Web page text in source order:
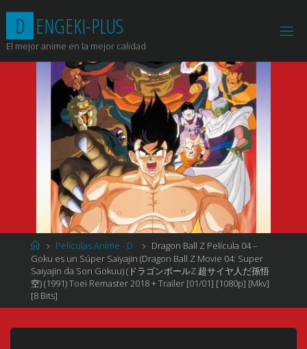
contenido
D ENGEKI-PLUS
El mejor anime en la mejor calidad
Página
de
Inicio
Películas Anime - D
Dragon Ball Z Película 04 –
Goku es un Súper Saiyajin (Dragon Ball Z Movie 04: Super
Saiyajin da Son Gokuu) (ドラゴンボールZ 超サイヤ人だ孫悟
空) (1991) Toei Remaster 2018 + Trailer [01/01] [1080p] [Mkv]
[8 Bits]